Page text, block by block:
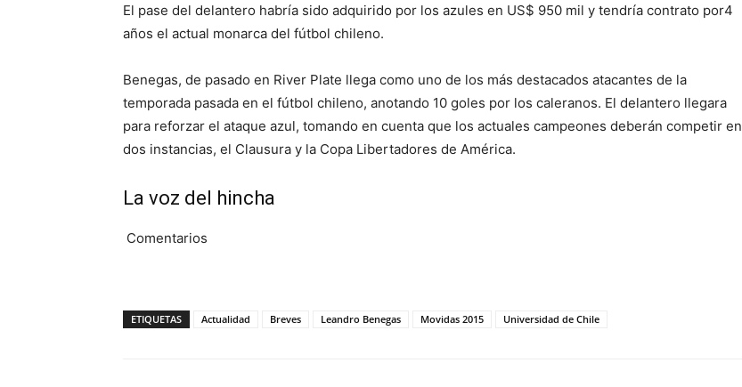
El pase del delantero habría sido adquirido por los azules en US$ 950 mil y tendría contrato por4
años el actual monarca del fútbol chileno.
Benegas, de pasado en River Plate llega como uno de los más destacados atacantes de la
temporada pasada en el fútbol chileno, anotando 10 goles por los caleranos. El delantero llegara
para reforzar el ataque azul, tomando en cuenta que los actuales campeones deberán competir en
dos instancias, el Clausura y la Copa Libertadores de América.
La voz del hincha
Comentarios
ETIQUETAS Actualidad Breves Leandro Benegas Movidas 2015 Universidad de Chile